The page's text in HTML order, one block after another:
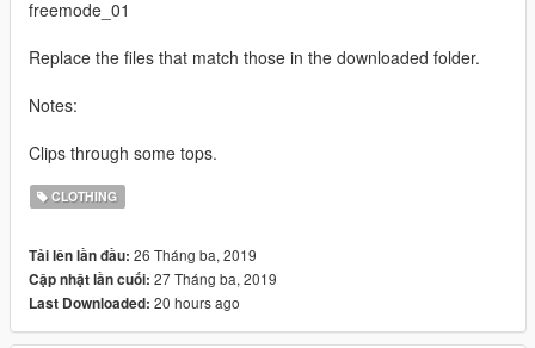
freemode_01
Replace the files that match those in the downloaded folder.
Notes:
Clips through some tops.
CLOTHING
Tải lên lần đầu: 26 Tháng ba, 2019
Cập nhật lần cuối: 27 Tháng ba, 2019
Last Downloaded: 20 hours ago